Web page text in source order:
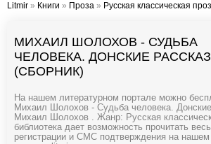
Litmir » Книги » Проза » Русская классическая
МИХАИЛ ШОЛОХОВ - СУДЬБА
ЧЕЛОВЕКА. ДОНСКИЕ
(СБОРНИК)
На нашем литературном портале можно
Михаил Шолохов - Судьба человека.
Михаил Шолохов . Жанр: Русская
библиотека дает возможность прочитать
регистрации и СМС подтверждения на нашем